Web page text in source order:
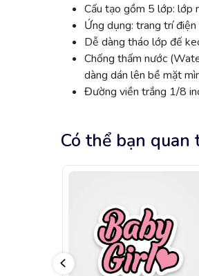
Cấu tạo gồm 5 lớp: lớp
Ứng dụng: trang trí
Dễ dàng tháo lớp đế
Chống thấm nước
dàng dán lên bề mặt
Đường viền trắng 1/8
Có thể bạn quan